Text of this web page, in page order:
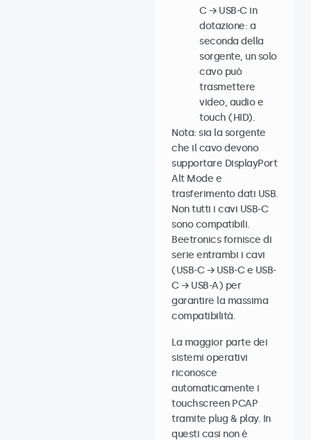
C → USB-C in
dotazione: a
seconda della
sorgente, un solo
cavo può
trasmettere
video, audio e
touch (HID).
Nota: sia la sorgente
che il cavo devono
supportare DisplayPort
Alt Mode e
trasferimento dati USB.
Non tutti i cavi USB-C
sono compatibili.
Beetronics fornisce di
serie entrambi i cavi
(USB-C → USB-C e USB-
C → USB-A) per
garantire la massima
compatibilità.
La maggior parte dei
sistemi operativi
riconosce
automaticamente i
touchscreen PCAP
tramite plug & play. In
questi casi non è